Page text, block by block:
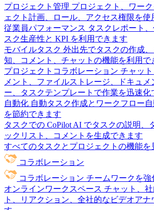
プロジェクト管理 プロジェクト、ワー
ェクト計画、ロール、アクセス権限を使
従業員パフォーマンス タスクレポート
スク生産性と KPI を利用できます
モバイルタスク 外出先でタスクの作成
知、コメント、チャットの機能を利用で
プロジェクトコラボレーション チャッ
メント、ファイルストレージ、ドキュ
ー、タスクテンプレートで作業を迅速化
自動化 自動タスク作成とワークフロー
を節約できます
タスクでの CoPilot AI でタスクの説明、
ックリスト、コメントを生成できます
すべてのタスクとプロジェクトの機能を
コラボレーション
コラボレーション チームワークを強
オンラインワークスペース チャット、
ト、リアクション、全社的なビデオアナ